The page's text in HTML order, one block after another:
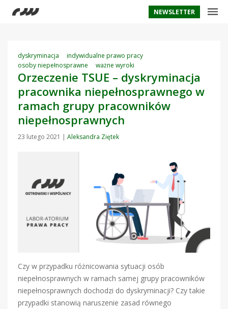
NEWSLETTER
dyskryminacja
indywidualne prawo pracy
osoby niepełnosprawne
ważne wyroki
Orzeczenie TSUE – dyskryminacja
pracownika niepełnosprawnego w
ramach grupy pracowników
niepełnosprawnych
23 lutego 2021 | Aleksandra Ziętek
Czy w przypadku różnicowania sytuacji osób
niepełnosprawnych w ramach samej grupy pracowników
niepełnosprawnych dochodzi do dyskryminacji? Czy takie
przypadki stanowią naruszenie zasad równego